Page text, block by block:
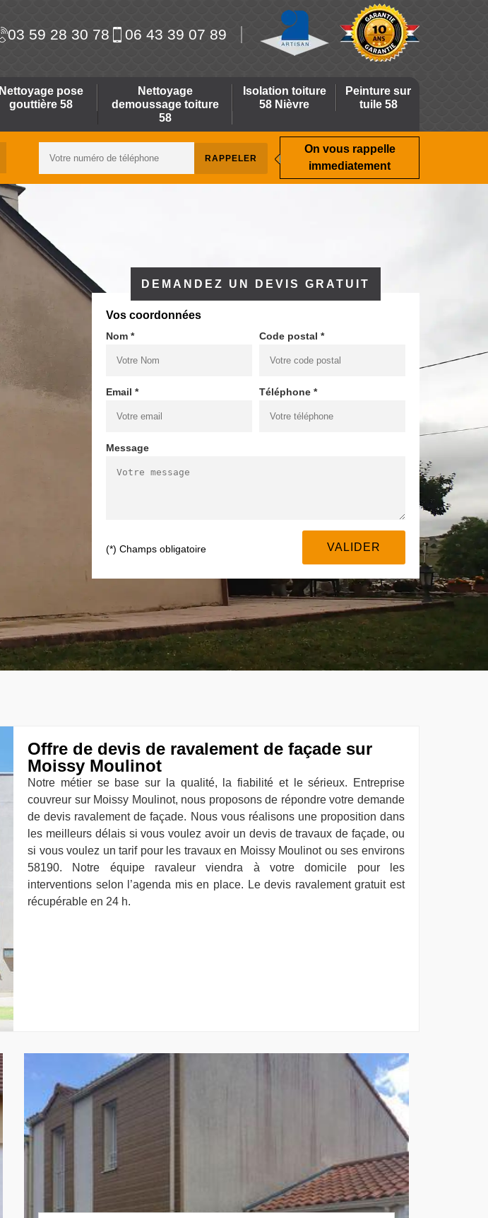
03 59 28 30 78 06 43 39 07 89
Nettoyage pose
gouttière 58
Nettoyage
demoussage toiture
58
Isolation toiture
58 Nièvre
Peinture sur
tuile 58
On vous rappelle
immediatement
DEMANDEZ UN DEVIS GRATUIT
Vos coordonnées
Nom * Code postal *
Email * Téléphone *
Message
(*) Champs obligatoire
Offre de devis de ravalement de façade sur
Moissy Moulinot
Notre métier se base sur la qualité, la fiabilité et le sérieux. Entreprise
couvreur sur Moissy Moulinot, nous proposons de répondre votre demande
de devis ravalement de façade. Nous vous réalisons une proposition dans
les meilleurs délais si vous voulez avoir un devis de travaux de façade, ou
si vous voulez un tarif pour les travaux en Moissy Moulinot ou ses environs
58190. Notre équipe ravaleur viendra à votre domicile pour les
interventions selon l’agenda mis en place. Le devis ravalement gratuit est
récupérable en 24 h.